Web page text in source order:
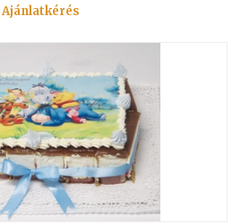
Ajánlatkérés